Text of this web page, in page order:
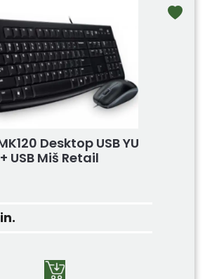
Desktop USB YU
USB Miš Retail